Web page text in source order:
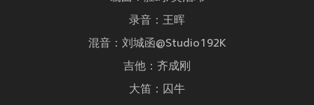
录音：王晖
混音：刘城函@Studio192K
吉他：齐成刚
大笛：囚牛